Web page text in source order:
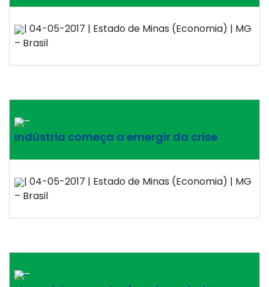
| 04-05-2017 | Estado de Minas (Economia) | MG
– Brasil
–
Indústria começa a emergir da crise
| 04-05-2017 | Estado de Minas (Economia) | MG
– Brasil
–